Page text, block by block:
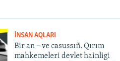
İNSAN AQLARI
Bir an – ve casussıñ. Qırım
mahkemeleri devlet hainligi